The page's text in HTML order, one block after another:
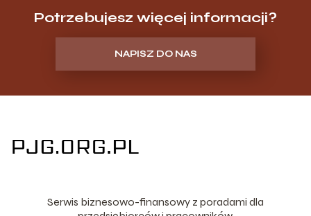
Potrzebujesz więcej informacji?
NAPISZ DO NAS
Serwis biznesowo-finansowy z poradami dla